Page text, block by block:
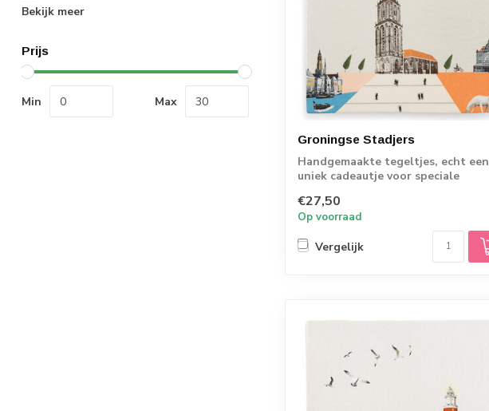
Bekijk meer
Prijs
Min Max
Groningse Stadjers
Handgemaakte tegeltjes, echt een
uniek cadeautje voor speciale
€27,50
Op voorraad
Vergelijk